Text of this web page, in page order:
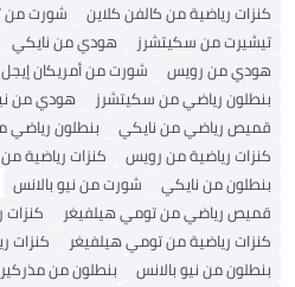
كنزات رياضية من كالفن كلاين
شورت من
تيشيرت من سكيتشرز
هودي من نايكي
هودي من رويس
شورت من أمريكان إيجل
بنطلون رياضي من سكيتشرز
هودي من
قميص رياضي من نايكي
بنطلون
كنزات رياضية من رويس
كنزات رياضية
بنطلون من نايكي
شورت من نيو بالانس
قميص رياضي من تومي هيلفيغر
كنزات رياضية من تومي هيلفيغر
كنزات
بنطلون من نيو بالانس
بنطلون من مذركير